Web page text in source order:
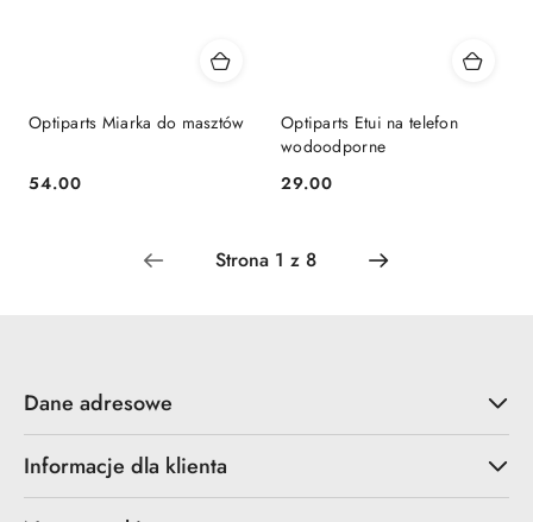
Optiparts Miarka do masztów
Cena:
54.00
Optiparts Etui na telefon
wodoodporne
Cena:
29.00
Dane adresowe
Informacje dla klienta